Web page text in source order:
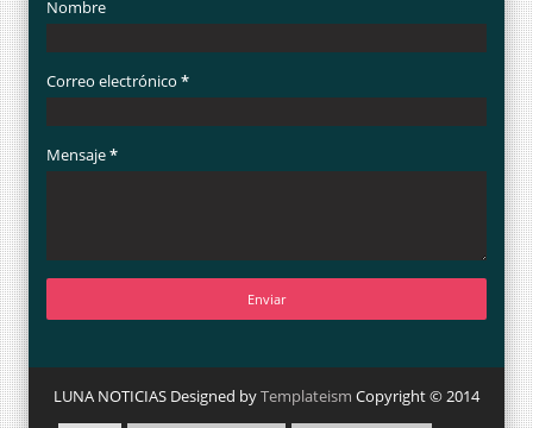
Nombre
Correo electrónico *
Mensaje*
LUNA NOTICIAS Designed byTemplateism Copyright © 2014